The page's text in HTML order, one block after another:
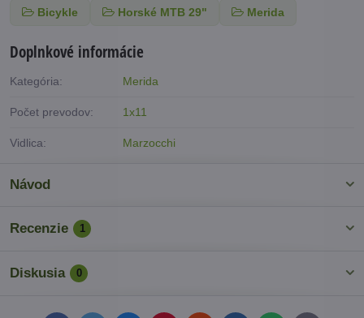
Bicykle Horské MTB 29" Merida
Doplnkové informácie
Kategória: Merida
Počet prevodov: 1x11
Vidlica: Marzocchi
Návod
Recenzie 1
Diskusia 0